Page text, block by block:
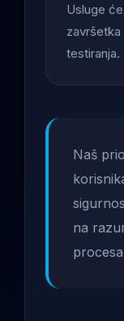
Usluge
završetka
testiranja.
Naš
na